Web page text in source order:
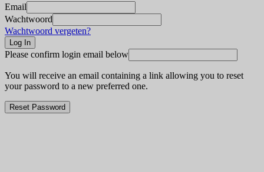
Email
Wachtwoord
Wachtwoord vergeten?
Please confirm login email below
You will receive an email containing a link allowing you to reset
your password to a new preferred one.